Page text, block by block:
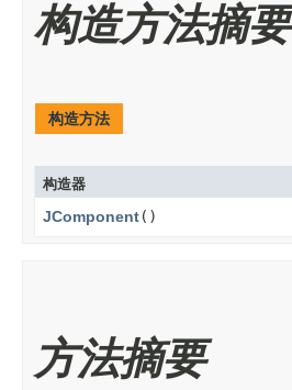
构造方法摘要
构造方法
构造器
JComponent()
方法摘要